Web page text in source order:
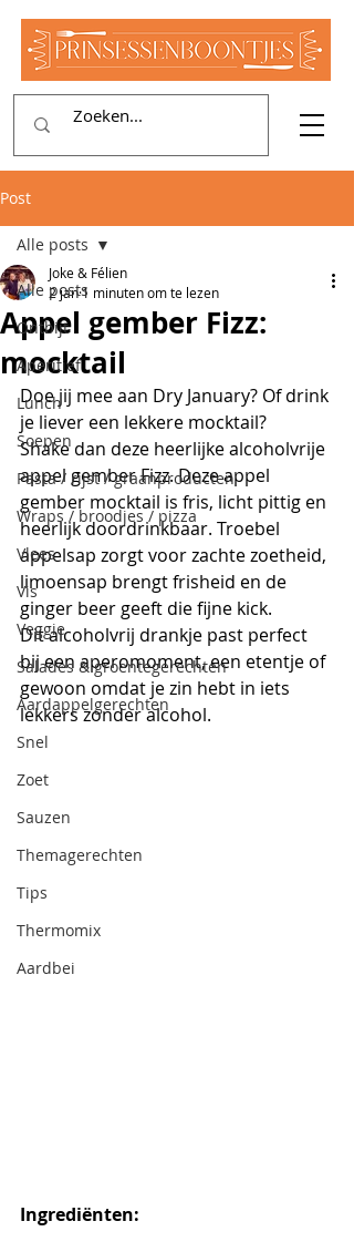
Post
Alle posts
Ontbijt
Aperitief
Lunch
Soepen
Pasta / rijst / graanproducten
Wraps / broodjes / pizza
Vlees
Vis
Veggie
Salades & groentegerechten
Aardappelgerechten
Snel
Zoet
Sauzen
Themagerechten
Tips
Thermomix
Aardbei
Alle posts
Appel gember Fizz:
mocktail
Joke & Félien
2 jan1 minuten om te lezen
Doe jij mee aan Dry January? Of drink
je liever een lekkere mocktail?
Shake dan deze heerlijke alcoholvrije
appel gember Fizz. Deze appel
gember mocktail is fris, licht pittig en
heerlijk doordrinkbaar. Troebel
appelsap zorgt voor zachte zoetheid,
limoensap brengt frisheid en de
ginger beer geeft die fijne kick.
Dit alcoholvrij drankje past perfect
bij een aperomoment, een etentje of
gewoon omdat je zin hebt in iets
lekkers zonder alcohol.
Ingrediënten: